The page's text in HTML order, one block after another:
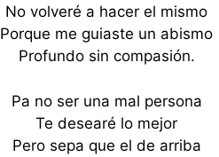
No volveré a hacer el mismo
Porque me guiaste un abismo
Profundo sin compasión.
Pa no ser una mal persona
Te desearé lo mejor
Pero sepa que el de arriba